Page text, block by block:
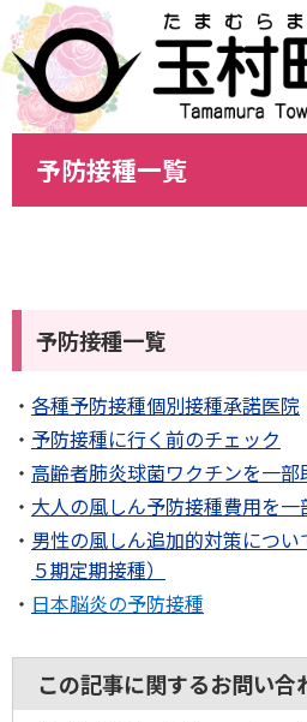
予防接種一覧
予防接種一覧
各種予防接種個別接種承諾医院
予防接種に行く前のチェック
高齢者肺炎球菌ワクチンを一部
大人の風しん予防接種費用を一
男性の風しん追加的対策につ
５期定期接種）
日本脳炎の予防接種
この記事に関するお問い合